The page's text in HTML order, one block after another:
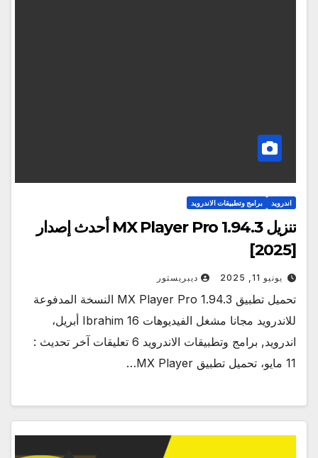
اندرويد برامج وتطبيقات الاندرويد
تنزيل MX Player Pro 1.94.3 أحدث إصدار
[2025]
يونيو 11, 2025 ديبريستور
تحميل تطبيق MX Player Pro 1.94.3 النسخة المدفوعة
للاندرويد مجانا مشغل الفيديوهات Ibrahim 16 أبريل،
اندرويد, برامج وتطبيقات الاندرويد 6 تعليقات آخر تحديث :
11 مايو، تحميل تطبيق MX Player…